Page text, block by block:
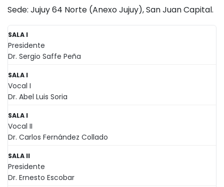
Sede: Jujuy 64 Norte (Anexo Jujuy), San Juan Capital.
SALA I
Presidente
Dr. Sergio Saffe Peña
SALA I
Vocal I
Dr. Abel Luis Soria
SALA I
Vocal II
Dr. Carlos Fernández Collado
SALA II
Presidente
Dr. Ernesto Escobar